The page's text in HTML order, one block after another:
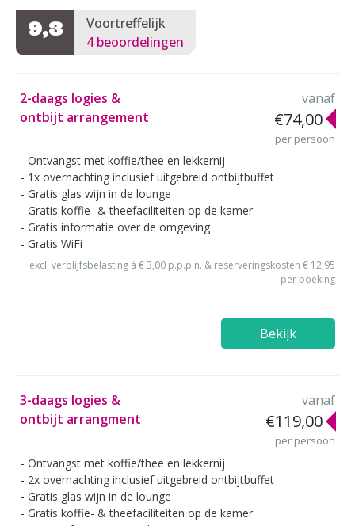
9,3
Voortreffelijk
4 beoordelingen
2-daags logies &
ontbijt arrangement
vanaf
€74,00
per persoon
Ontvangst met koffie/thee en lekkernij
1x overnachting inclusief uitgebreid ontbijtbuffet
Gratis glas wijn in de lounge
Gratis koffie- & theefaciliteiten op de kamer
Gratis informatie over de omgeving
Gratis WiFi
excl. verblijfsbelasting à € 3,00 p.p.p.n. & reserveringskosten € 12,95
per boeking
Bekijk
3-daags logies &
ontbijt arrangment
vanaf
€119,00
per persoon
Ontvangst met koffie/thee en lekkernij
2x overnachting inclusief uitgebreid ontbijtbuffet
Gratis glas wijn in de lounge
Gratis koffie- & theefaciliteiten op de kamer